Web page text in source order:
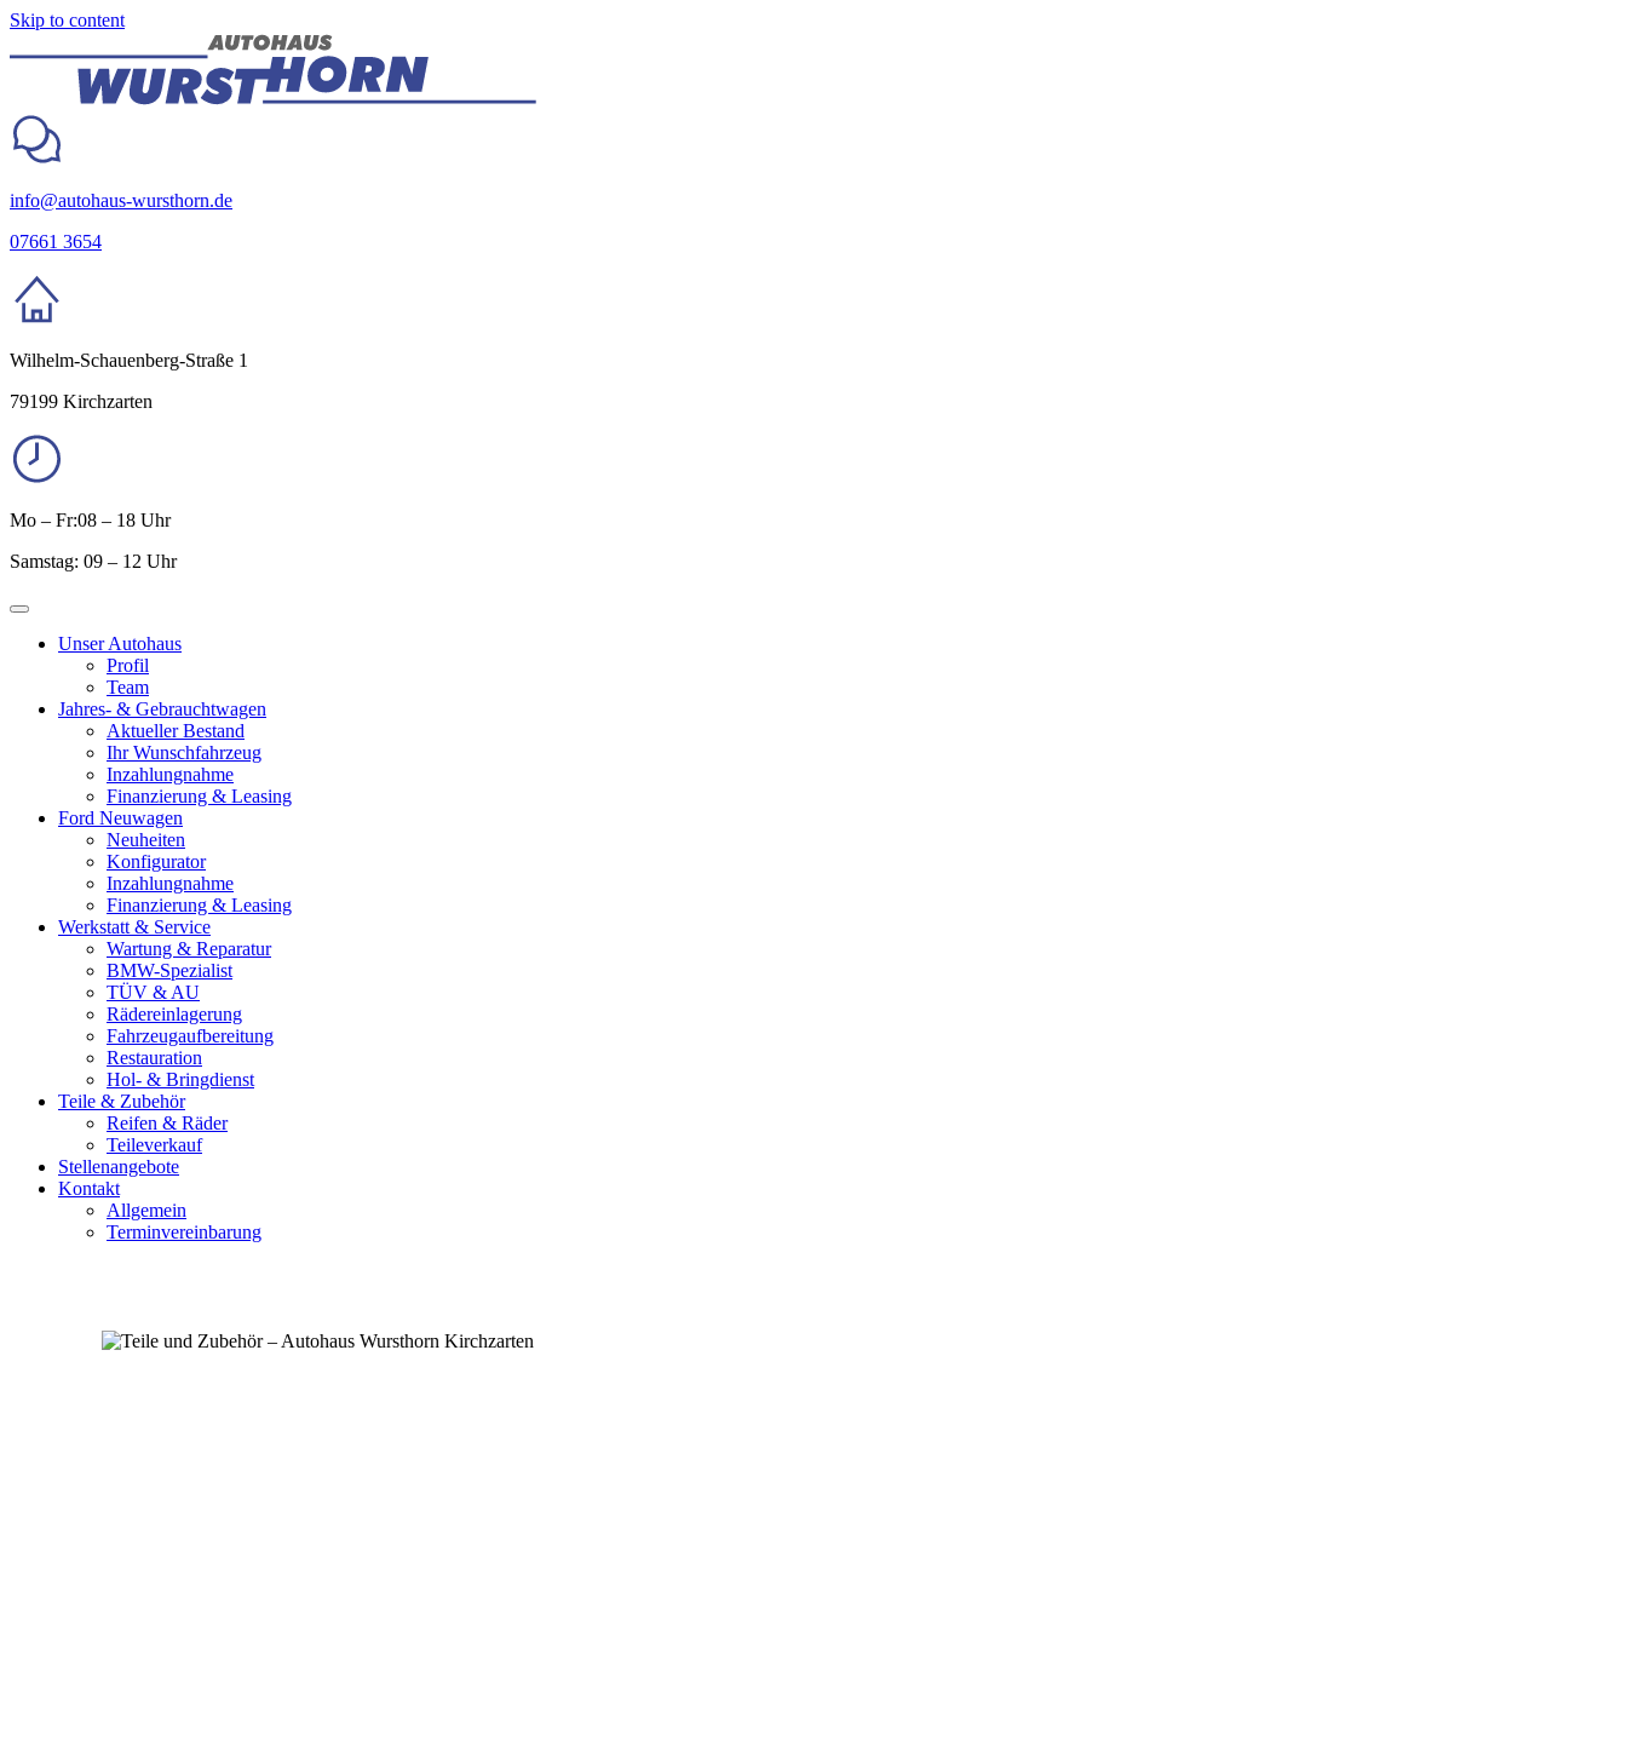
Skip to content
Autohaus Wursthorn
Ihr Werkstatt mit Neu- & Gebrauchtwagen in Kirchzarten
info@autohaus-wursthorn.de
07661 3654
Wilhelm-Schauenberg-Straße 1
79199 Kirchzarten
Mo – Fr:08 – 18 Uhr
Samstag: 09 – 12 Uhr
Unser Autohaus
Profil
Team
Jahres- & Gebrauchtwagen
Aktueller Bestand
Ihr Wunschfahrzeug
Inzahlungnahme
Finanzierung & Leasing
Ford Neuwagen
Neuheiten
Konfigurator
Inzahlungnahme
Finanzierung & Leasing
Werkstatt & Service
Wartung & Reparatur
BMW-Spezialist
TÜV & AU
Rädereinlagerung
Fahrzeugaufbereitung
Restauration
Hol- & Bringdienst
Teile & Zubehör
Reifen & Räder
Teileverkauf
Stellenangebote
Kontakt
Allgemein
Terminvereinbarung